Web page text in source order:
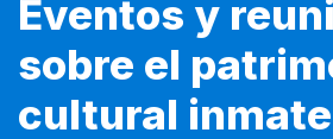
Eventos y
sobre el
cultural